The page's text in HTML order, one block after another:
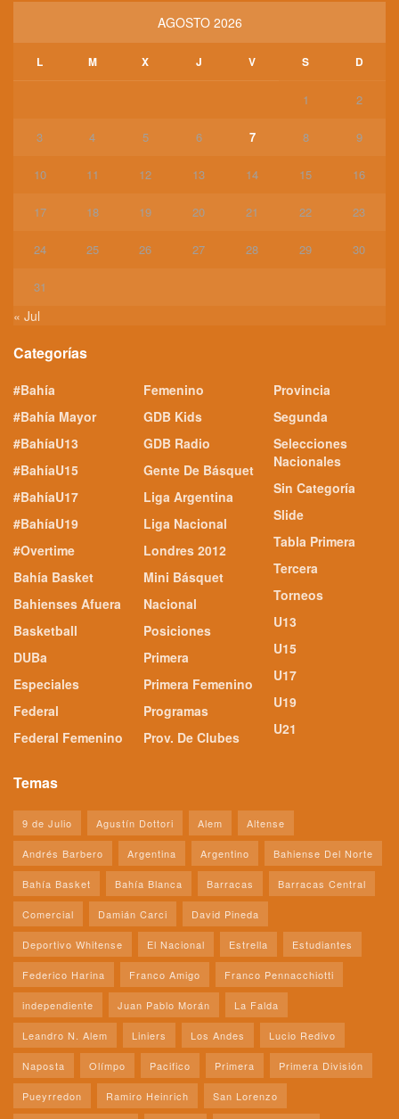
AGOSTO 2026
L M X J V S D
1 2
3 4 5 6 7 8 9
10 11 12 13 14 15 16
17 18 19 20 21 22 23
24 25 26 27 28 29 30
31
« Jul
Categorías
#Bahía
#Bahía Mayor
#BahíaU13
#BahíaU15
#BahíaU17
#BahíaU19
#Overtime
Bahía Basket
Bahienses Afuera
Basketball
DUBa
Especiales
Federal
Federal Femenino
Femenino
GDB Kids
GDB Radio
Gente De Básquet
Liga Argentina
Liga Nacional
Londres 2012
Mini Básquet
Nacional
Posiciones
Primera
Primera Femenino
Programas
Prov. De Clubes
Provincia
Segunda
Selecciones
Nacionales
Sin Categoría
Slide
Tabla Primera
Tercera
Torneos
U13
U15
U17
U19
U21
Temas
9 de Julio Agustín Dottori Alem Altense
Andrés Barbero Argentina Argentino Bahiense Del Norte
Bahía Basket Bahía Blanca Barracas Barracas Central
Comercial Damián Carci David Pineda
Deportivo Whitense El Nacional Estrella Estudiantes
Federico Harina Franco Amigo Franco Pennacchiotti
independiente Juan Pablo Morán La Falda
Leandro N. Alem Liniers Los Andes Lucio Redivo
Naposta Olímpo Pacifico Primera Primera División
Pueyrredon Ramiro Heinrich San Lorenzo